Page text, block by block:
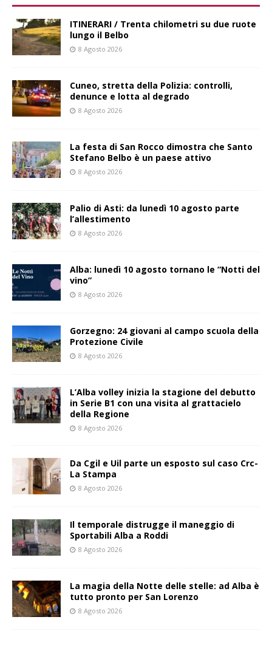
ITINERARI / Trenta chilometri su due ruote
lungo il Belbo
8 Agosto 2026
Cuneo, stretta della Polizia: controlli,
denunce e lotta al degrado
8 Agosto 2026
La festa di San Rocco dimostra che Santo
Stefano Belbo è un paese attivo
8 Agosto 2026
Palio di Asti: da lunedì 10 agosto parte
l’allestimento
8 Agosto 2026
Alba: lunedì 10 agosto tornano le “Notti del
vino”
8 Agosto 2026
Gorzegno: 24 giovani al campo scuola della
Protezione Civile
8 Agosto 2026
L’Alba volley inizia la stagione del debutto
in Serie B1 con una visita al grattacielo
della Regione
8 Agosto 2026
Da Cgil e Uil parte un esposto sul caso Crc-
La Stampa
8 Agosto 2026
Il temporale distrugge il maneggio di
Sportabili Alba a Roddi
8 Agosto 2026
La magia della Notte delle stelle: ad Alba è
tutto pronto per San Lorenzo
8 Agosto 2026